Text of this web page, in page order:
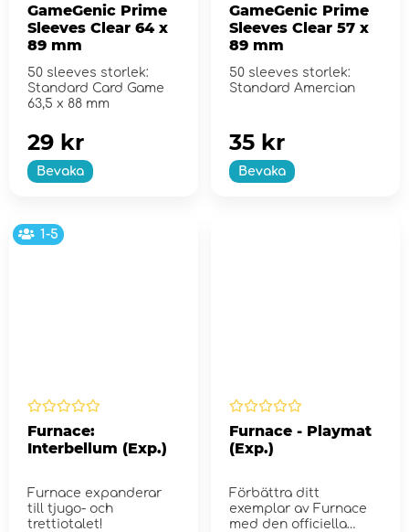
GameGenic Prime
Sleeves Clear 64 x
89 mm
50 sleeves storlek:
Standard Card Game
63,5 x 88 mm
Bevaka
29 kr
GameGenic Prime
Sleeves Clear 57 x
89 mm
50 sleeves storlek:
Standard Amercian
Bevaka
35 kr
1-5
Furnace:
Interbellum (Exp.)
Furnace expanderar
till tjugo- och
trettiotalet!
Furnace - Playmat
(Exp.)
Förbättra ditt
exemplar av Furnace
med den officiella